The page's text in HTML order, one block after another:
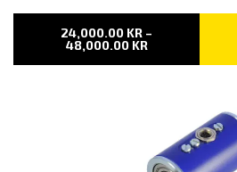
24,000.00 KR –
48,000.00 KRPRISINTERVALL:
TILL